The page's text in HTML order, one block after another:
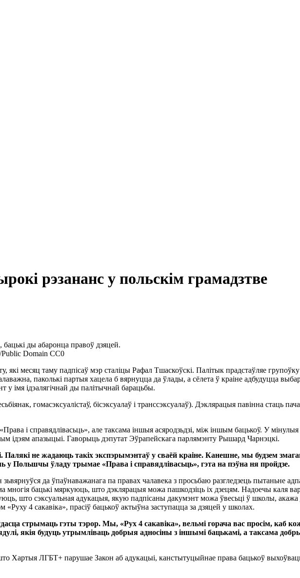
рэзананс у польскім грамадзтве
ды абаронца правоў дзяцей.
Public Domain CC0
месяц таму падпісаў мэр сталіцы Рафал Тшаскоўскі. Палітык прадстаўляе
паколькі партыя хацела б вярнуцца да ўлады, а сёлета ў краіне адбудуцца
імя ідэалягічнай ды палітычнай барацьбы.
гомасэксуалістаў, бісэксуалаў і транссэксуалаў). Дэклярацыя павінна стаць
і справядлівасьць», але таксама іншыя асяродзьдзі, між іншым бацькоў. У
ідэям апазыцыі. Гаворыць дэпутат Эўрапейскага парлямэнту Рышард Чарнэцкі.
не жадаюць такіх экспэрымэнтаў у сваёй краіне. Канешне, мы будзем
у Польшчы ўладу трымае «Права і справядлівасьць», гэта на пэўна ня пройдзе.
да ўпаўнаважанага па правах чалавека з просьбаю разгледзець пытаньне
бацькі мяркуюць, што дэклярацыя можа пашкодзіць іх дзецям. Надоечы каля
што сэксуальная адукацыя, якую падпісаны дакумэнт можа ўвесьці ў школы,
4 сакавіка», прасіў бацькоў актыўна заступацца за дзяцей у школах.
стрымаць гэты тэрор. Мы, «Рух 4 сакавіка», вельмі горача вас просім, каб
якія будуць утрымліваць добрыя адносіны з іншымі бацькамі, а таксама
Хартыя ЛГБТ+ парушае Закон аб адукацыі, канстытуцыйнае права бацькоў